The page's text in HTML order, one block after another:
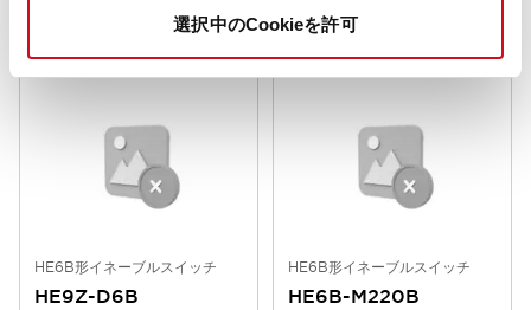
選択中のCookieを許可
HE6B形イネーブルスイッチ
HE9Z-D6B
HE6B形イネーブルスイッチ
HE6B-M220B